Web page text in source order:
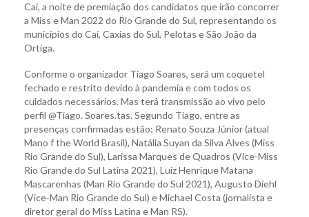
Caí, a noite de premiação dos candidatos que irão concorrer
a Miss e Man 2022 do Rio Grande do Sul, representando os
municípios do Caí, Caxias do Sul, Pelotas e São João da
Ortiga.
Conforme o organizador Tiago Soares, será um coquetel
fechado e restrito devido à pandemia e com todos os
cuidados necessários. Mas terá transmissão ao vivo pelo
perfil @Tiago. Soares.tas. Segundo Tiago, entre as
presenças confirmadas estão: Renato Souza Júnior (atual
Mano f the World Brasil), Natália Suyan da Silva Alves (Miss
Rio Grande do Sul), Larissa Marques de Quadros (Vice-Miss
Rio Grande do Sul Latina 2021), Luiz Henrique Matana
Mascarenhas (Man Rio Grande do Sul 2021), Augusto Diehl
(Vice-Man Rio Grande do Sul) e Michael Costa (jornalista e
diretor geral do Miss Latina e Man RS).